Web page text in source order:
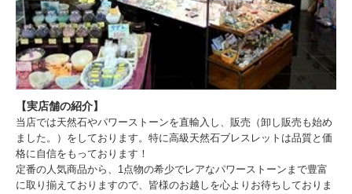
【実店舗の紹介】
当店では天然石やパワーストーンを直輸入し、販売（卸し販売も始め
ました。）をしております。特に高級天然石ブレスレットは品質と価
格に自信をもっております！
定番の人気商品から、1点物の希少でレアなパワーストーンまで豊富
に取り揃えておりますので、皆様のお越しを心よりお待ちしておりま